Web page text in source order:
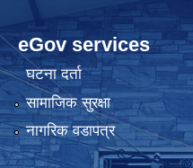
eGov services
घटना दर्ता
सामाजिक सुरक्षा
नागरिक वडापत्र